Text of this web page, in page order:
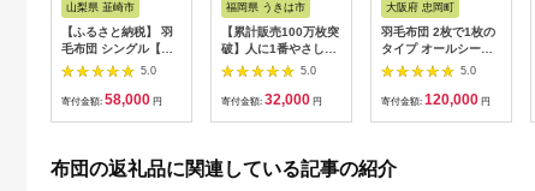
山梨県 韮崎市
【ふるさと納税】 羽
毛布団 シングル【訳
あり】色柄おまかせ
春秋用 中厚 羽毛 合掛
け 布団 ふとん 寝具
防臭 防菌 防ダニ 収納
5.0
寄付金額: 58,000 円
福岡県 うきは市
【累計販売100万枚突
破】人に1番やさしい
寝具 パシーマ キルト
ケット ピンク (シング
ル) 1枚【龍宮 株式会
ット ガーゼケット ブ
ランケット かけ布団
5.0
寄付金額: 32,000 円
大阪府 忠岡町
羽毛布団 2枚で1枚の
タイプ オールシーズ
ン エクセルゴールド
ラベル ダブルサイズ
5.0
寄付金額: 120,000 円
布団の返礼品に関連している記事の紹介